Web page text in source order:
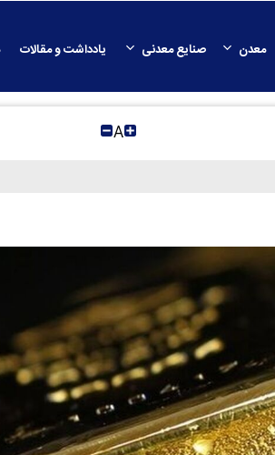
معدن صنایع معدنی یادداشت و مقالات
A